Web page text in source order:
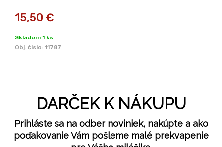
15,50 €
Skladom 1 ks
Obj. čislo: 11787
DARČEK K NÁKUPU
Prihláste sa na odber noviniek, nakúpte a ako
poďakovanie Vám pošleme malé prekvapenie